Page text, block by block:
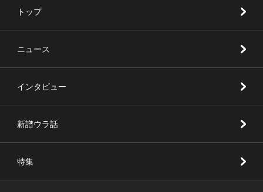
トップ
ニュース
インタビュー
新譜ウラ話
特集